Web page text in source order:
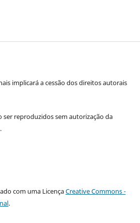
implicará a cessão dos direitos autorais
ser reproduzidos sem autorização da
com uma LicençaCreative Commons -
.